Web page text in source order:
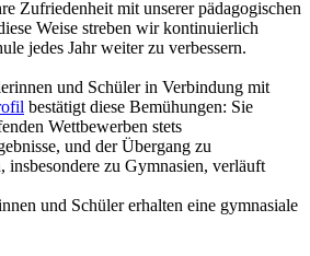
Zufriedenheit mit unserer pädagogischen
Weise streben wir kontinuierlich
jedes Jahr weiter zu verbessern.
und Schüler in Verbindung mit
bestätigt diese Bemühungen: Sie
Wettbewerben stets
und der Übergang zu
insbesondere zu Gymnasien, verläuft
und Schüler erhalten eine gymnasiale